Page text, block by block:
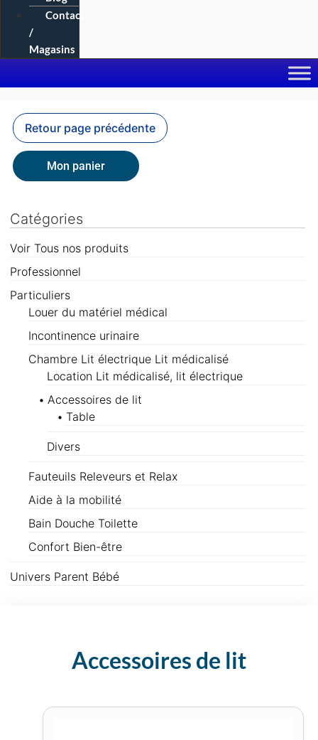
Contact
/
Magasins
Mon panier
Catégories
Voir Tous nos produits
Professionnel
Particuliers
Louer du matériel médical
Incontinence urinaire
Chambre Lit électrique Lit médicalisé
Location Lit médicalisé, lit électrique
Accessoires de lit
Table
Divers
Fauteuils Releveurs et Relax
Aide à la mobilité
Bain Douche Toilette
Confort Bien-être
Univers Parent Bébé
Accessoires de lit